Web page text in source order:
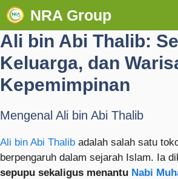
NRA Group
Ali bin Abi Thalib:
Keluarga, dan
Kepemimpinan
Mengenal Ali bin Abi Thalib
Ali bin Abi Thalib adalah salah satu
berpengaruh dalam sejarah Islam. Ia
sepupu sekaligus menantu Nabi